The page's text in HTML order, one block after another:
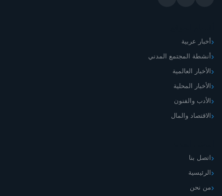
أخبار عربية
أنشطة المجتمع المدني
الأخبار العالمية
الأخبار المحلية
الأدب والفنون
الاقتصاد والمال
اتصل بنا
الرئيسية
من نحن